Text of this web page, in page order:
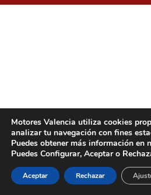
Motores Valencia utiliza cookies
analizar tu navegación con fines
Puedes obtener más información en
Puedes Configurar, Aceptar o
Aceptar Rechazar